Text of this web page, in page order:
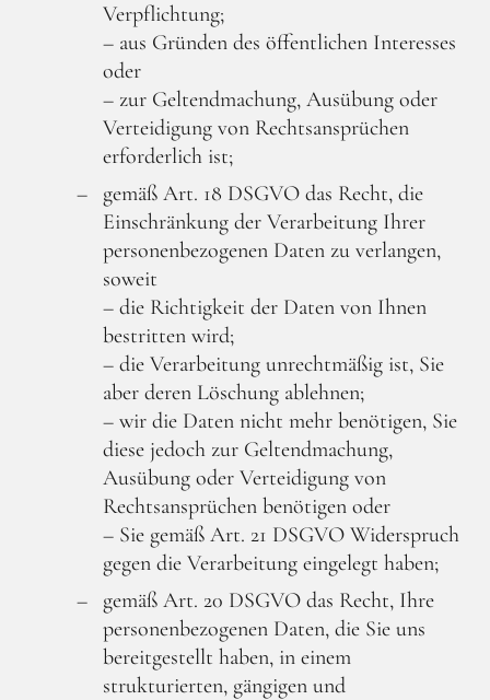
Verpflichtung;
– aus Gründen des öffentlichen Interesses
oder
– zur Geltendmachung, Ausübung oder
Verteidigung von Rechtsansprüchen
erforderlich ist;
gemäß Art. 18 DSGVO das Recht, die
Einschränkung der Verarbeitung Ihrer
personenbezogenen Daten zu verlangen,
soweit
– die Richtigkeit der Daten von Ihnen
bestritten wird;
– die Verarbeitung unrechtmäßig ist, Sie
aber deren Löschung ablehnen;
– wir die Daten nicht mehr benötigen, Sie
diese jedoch zur Geltendmachung,
Ausübung oder Verteidigung von
Rechtsansprüchen benötigen oder
– Sie gemäß Art. 21 DSGVO Widerspruch
gegen die Verarbeitung eingelegt haben;
gemäß Art. 20 DSGVO das Recht, Ihre
personenbezogenen Daten, die Sie uns
bereitgestellt haben, in einem
strukturierten, gängigen und